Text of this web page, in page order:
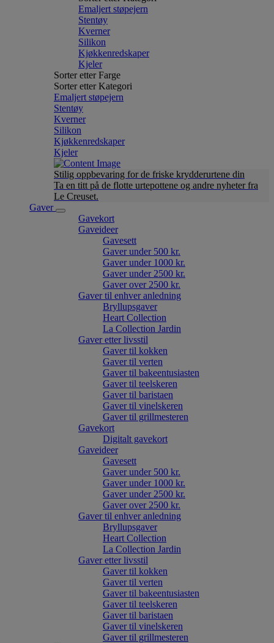
Emaljert støpejern
Stentøy
Kverner
Silikon
Kjøkkenredskaper
Kjeler
Sorter etter Farge
Sorter etter Kategori
Emaljert støpejern
Stentøy
Kverner
Silikon
Kjøkkenredskaper
Kjeler
Stilig oppbevaring for de friske krydderurtene din
Ta en titt på de flotte urtepottene og andre nyheter fra
Le Creuset.
Gaver
Gavekort
Gaveideer
Gavesett
Gaver under 500 kr.
Gaver under 1000 kr.
Gaver under 2500 kr.
Gaver over 2500 kr.
Gaver til enhver anledning
Bryllupsgaver
Heart Collection
La Collection Jardin
Gaver etter livsstil
Gaver til kokken
Gaver til verten
Gaver til bakeentusiasten
Gaver til teelskeren
Gaver til baristaen
Gaver til vinelskeren
Gaver til grillmesteren
Gavekort
Digitalt gavekort
Gaveideer
Gavesett
Gaver under 500 kr.
Gaver under 1000 kr.
Gaver under 2500 kr.
Gaver over 2500 kr.
Gaver til enhver anledning
Bryllupsgaver
Heart Collection
La Collection Jardin
Gaver etter livsstil
Gaver til kokken
Gaver til verten
Gaver til bakeentusiasten
Gaver til teelskeren
Gaver til baristaen
Gaver til vinelskeren
Gaver til grillmesteren